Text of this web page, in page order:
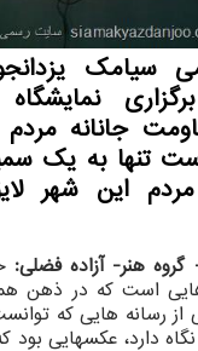
سیامك
جانانه
تنها به یك
این شهر
گروه هنر- آزاده فضلی:
است كه در ذهن
رسانه هایی كه
دارد، عكسهایی بود